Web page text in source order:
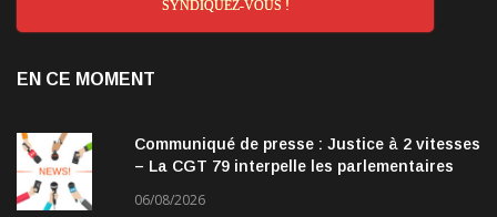
SYNDIQUEZ-VOUS !
EN CE MOMENT
Communiqué de presse : Justice à 2 vitesses
– La CGT 79 interpelle les parlementaires
06/08/2026